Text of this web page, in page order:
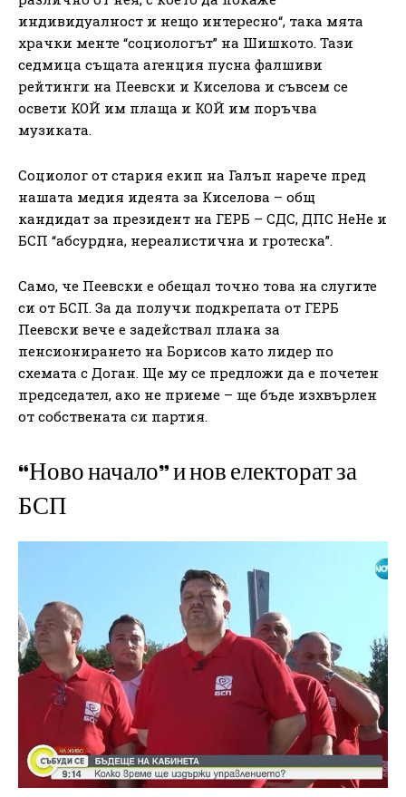
индивидуалност и нещо интересно“, така мята
храчки менте “социологът” на Шишкото. Тази
седмица същата агенция пусна фалшиви
рейтинги на Пеевски и Киселова и съвсем се
освети КОЙ им плаща и КОЙ им поръчва
музиката.
Социолог от стария екип на Галъп нарече пред
нашата медия идеята за Киселова – общ
кандидат за президент на ГЕРБ – СДС, ДПС НеНе и
БСП “абсурдна, нереалистична и гротеска”.
Само, че Пеевски е обещал точно това на слугите
си от БСП. За да получи подкрепата от ГЕРБ
Пеевски вече е задействал плана за
пенсионирането на Борисов като лидер по
схемата с Доган. Ще му се предложи да е почетен
председател, ако не приеме – ще бъде изхвърлен
от собствената си партия.
“Ново начало” и нов електорат за
БСП